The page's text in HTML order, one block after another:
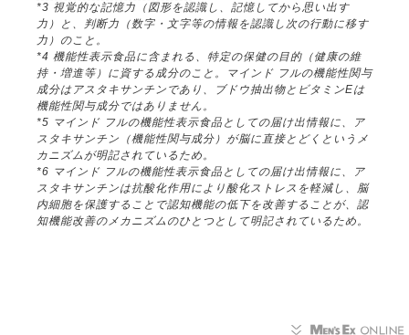
*3 視覚的な記憶力（図形を認識し、記憶してから思い出す
力）と、判断力（数字・文字等の情報を認識し次の行動に移す
力）のこと。
*4 機能性表示食品に含まれる、特定の保健の目的（健康の維
持・増進等）に資する成分のこと。マインド フルの機能性関与
成分はアスタキサンチンであり、ブドウ抽出物とビタミンEは
機能性関与成分ではありません。
*5 マインド フルの機能性表示食品としての届け出情報に、ア
スタキサンチン（機能性関与成分）が脳に直接とどくというメ
カニズムが明記されているため。
*6 マインド フルの機能性表示食品としての届け出情報に、ア
スタキサンチンは抗酸化作用により酸化ストレスを軽減し、脳
内細胞を保護することで認知機能の低下を改善することが、認
知機能改善のメカニズムのひとつとして明記されているため。